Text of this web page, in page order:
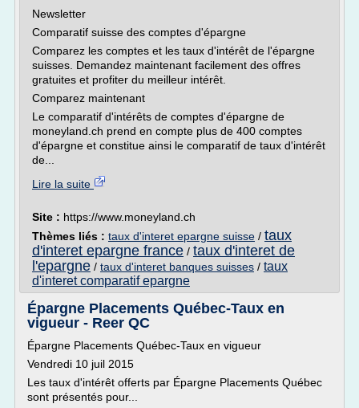
Newsletter
Comparatif suisse des comptes d'épargne
Comparez les comptes et les taux d'intérêt de l'épargne
suisses. Demandez maintenant facilement des offres
gratuites et profiter du meilleur intérêt.
Comparez maintenant
Le comparatif d'intérêts de comptes d'épargne de
moneyland.ch prend en compte plus de 400 comptes
d'épargne et constitue ainsi le comparatif de taux d'intérêt
de...
Lire la suite
Site : https://www.moneyland.ch
Thèmes liés : taux d'interet epargne suisse / taux
d'interet epargne france / taux d'interet de
l'epargne / taux d'interet banques suisses / taux
d'interet comparatif epargne
Épargne Placements Québec-Taux en
vigueur - Reer QC
Épargne Placements Québec-Taux en vigueur
Vendredi 10 juil 2015
Les taux d'intérêt offerts par Épargne Placements Québec
sont présentés pour...